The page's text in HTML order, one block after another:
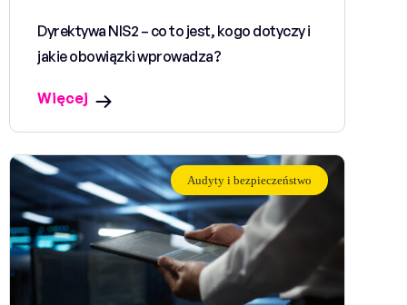
Dyrektywa NIS2 – co to jest, kogo dotyczy i
jakie obowiązki wprowadza?
Więcej
Audyty i bezpieczeństwo